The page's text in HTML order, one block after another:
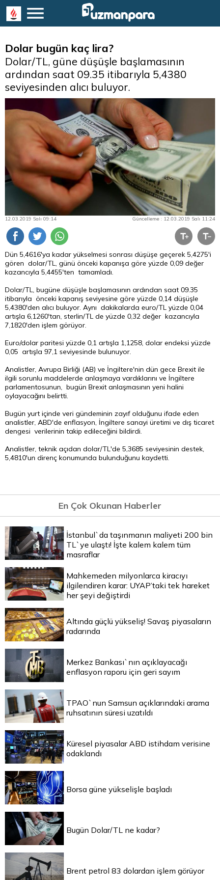
Dolar bugün kaç lira?
Dolar/TL, güne düşüşle başlamasının
ardından saat 09.35 itibarıyla 5,4380
seviyesinden alıcı buluyor.
12.03.2019 Salı 09:14 Güncelleme : 12.03.2019 Salı 11:24
Dün 5,4616'ya kadar yükselmesi sonrası düşüşe geçerek 5,4275'i
gören dolar/TL, günü önceki kapanışa göre yüzde 0,09 değer
kazancıyla 5,4455'ten tamamladı.
Dolar/TL, bugüne düşüşle başlamasının ardından saat 09.35
itibarıyla önceki kapanış seviyesine göre yüzde 0,14 düşüşle
5,4380'den alıcı buluyor. Aynı dakikalarda euro/TL yüzde 0,04
artışla 6,1260'tan, sterlin/TL de yüzde 0,32 değer kazancıyla
7,1820'den işlem görüyor.
Euro/dolar paritesi yüzde 0,1 artışla 1,1258, dolar endeksi yüzde
0,05 artışla 97,1 seviyesinde bulunuyor.
Analistler, Avrupa Birliği (AB) ve İngiltere'nin dün gece Brexit ile
ilgili sorunlu maddelerde anlaşmaya vardıklarını ve İngiltere
parlamentosunun, bugün Brexit anlaşmasının yeni halini
oylayacağını belirtti.
Bugün yurt içinde veri gündeminin zayıf olduğunu ifade eden
analistler, ABD'de enflasyon, İngiltere sanayi üretimi ve dış ticaret
dengesi verilerinin takip edileceğini bildirdi.
Analistler, teknik açıdan dolar/TL'de 5,3685 seviyesinin destek,
5,4810'un direnç konumunda bulunduğunu kaydetti.
En Çok Okunan Haberler
İstanbul`da taşınmanın maliyeti 200 bin
TL`ye ulaştı! İşte kalem kalem tüm
masraflar
Mahkemeden milyonlarca kiracıyı
ilgilendiren karar: UYAP’taki tek hareket
her şeyi değiştirdi
Altında güçlü yükseliş! Savaş piyasaların
radarında
Merkez Bankası`nın açıklayacağı
enflasyon raporu için geri sayım
TPAO`nun Samsun açıklarındaki arama
ruhsatının süresi uzatıldı
Küresel piyasalar ABD istihdam verisine
odaklandı
Borsa güne yükselişle başladı
Bugün Dolar/TL ne kadar?
Brent petrol 83 dolardan işlem görüyor